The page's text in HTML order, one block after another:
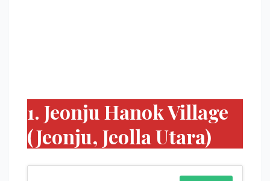
1. Jeonju Hanok Village
(Jeonju, Jeolla Utara)